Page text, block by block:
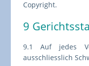
Copyright.
9
9.1 Auf jedes
ausschliesslich